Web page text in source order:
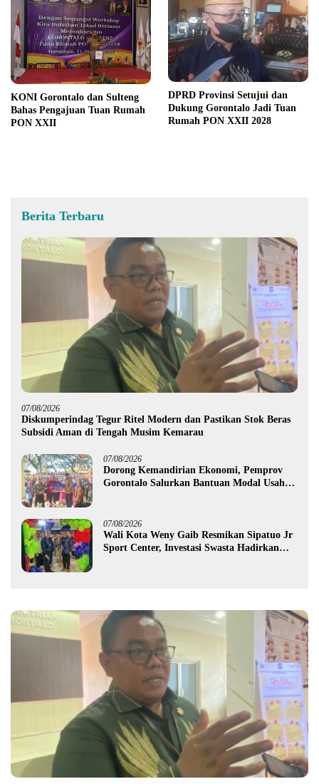
KONI Gorontalo dan Sulteng
Bahas Pengajuan Tuan Rumah
PON XXII
DPRD Provinsi Setujui dan
Dukung Gorontalo Jadi Tuan
Rumah PON XXII 2028
Berita Terbaru
07/08/2026
Diskumperindag Tegur Ritel Modern dan Pastikan Stok Beras
Subsidi Aman di Tengah Musim Kemarau
07/08/2026
Dorong Kemandirian Ekonomi, Pemprov
Gorontalo Salurkan Bantuan Modal Usaha
07/08/2026
Wali Kota Weny Gaib Resmikan Sipatuo Jr
Sport Center, Investasi Swasta Hadirkan